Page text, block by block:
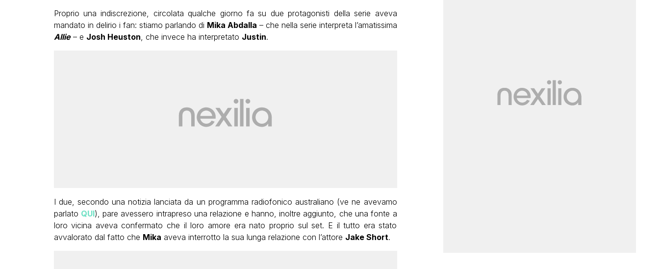
Proprio una indiscrezione, circolata qualche giorno fa su due protagonisti della serie aveva
mandato in delirio i fan: stiamo parlando di Mika Abdalla – che nella serie interpreta l’amatissima
Allie– e Josh Heuston , che invece ha interpretato Justin.
I due, secondo una notizia lanciata da un programma radiofonico australiano (ve ne avevamo
parlato QUI), pare avessero intrapreso una relazione e hanno, inoltre aggiunto, che una fonte a
loro vicina aveva confermato che il loro amore era nato proprio sul set. E il tutto era stato
avvalorato dal fatto che Mika aveva interrotto la sua lunga relazione con l’attore Jake Short.